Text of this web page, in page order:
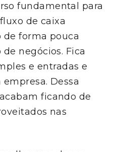
fundamental para
de caixa
forma pouca
negócios. Fica
e entradas e
Dessa
ficando de
nas